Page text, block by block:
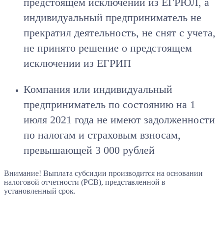
индивидуальный предприниматель не
прекратил деятельность, не снят с учета,
не принято решение о предстоящем
исключении из ЕГРИП
Компания или индивидуальный
предприниматель по состоянию на 1
июля 2021 года не имеют задолженности
по налогам и страховым взносам,
превышающей 3 000 рублей
Внимание! Выплата субсидии производится на основании
налоговой отчетности (РСВ), представленной в
установленный срок.